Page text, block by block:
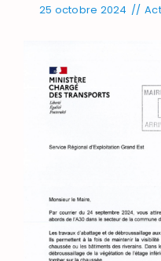
25 octobre 2024 //